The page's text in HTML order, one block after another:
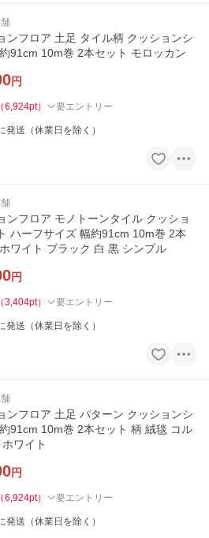
ンフロア 土足 タイル柄 クッションシ
91cm 10m巻 2本セット モロッカン
円
（6,924pt） 要エントリー
発送（休業日を除く）
ンフロア モノトーンタイル クッショ
ハーフサイズ 幅約91cm 10m巻 2本
ワイト ブラック 白 黒 シンプル
円
（3,404pt） 要エントリー
発送（休業日を除く）
ンフロア 土足 パターン クッションシ
91cm 10m巻 2本セット 柄 絨毯 コル
ワイト
円
（6,924pt） 要エントリー
発送（休業日を除く）